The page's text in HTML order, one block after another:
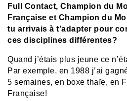
Full Contact, Champion du
Française et Champion du
tu arrivais à t’adapter pour
ces disciplines différentes?
Quand j’étais plus jeune ce
Par exemple, en 1988 j’ai
5 semaines, en boxe thaïe, en
Française!